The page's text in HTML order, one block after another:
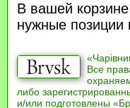
В вашей корзине
нужные позиции
Все
либо
и/или подготовлены